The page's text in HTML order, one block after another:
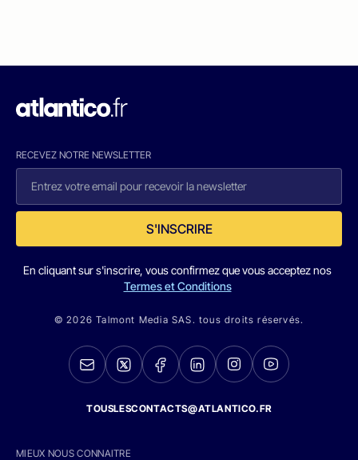
RECEVEZ NOTRE NEWSLETTER
S'INSCRIRE
En cliquant sur s'inscrire, vous confirmez que vous acceptez nos
Termes et Conditions
© 2026 Talmont Media SAS. tous droits réservés.
TOUSLESCONTACTS@ATLANTICO.FR
MIEUX NOUS CONNAITRE